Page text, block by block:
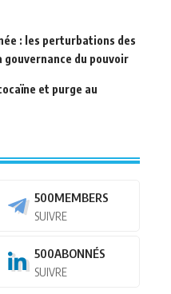
: les perturbations des
du pouvoir
et purge au
500MEMBERS
SUIVRE
500ABONNÉS
SUIVRE